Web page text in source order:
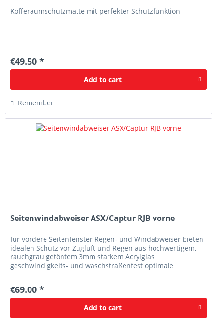
Kofferaumschutzmatte mit perfekter Schutzfunktion
€49.50 *
Add to cart
Remember
Seitenwindabweiser ASX/Captur RJB vorne
für vordere Seitenfenster Regen- und Windabweiser bieten
idealen Schutz vor Zugluft und Regen aus hochwertigem,
rauchgrau getöntem 3mm starkem Acrylglas
geschwindigkeits- und waschstraßenfest optimale
€69.00 *
Add to cart